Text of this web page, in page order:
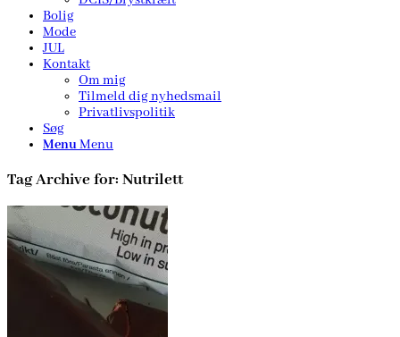
Bolig
Mode
JUL
Kontakt
Om mig
Tilmeld dig nyhedsmail
Privatlivspolitik
Søg
MenuMenu
Tag Archive for: Nutrilett